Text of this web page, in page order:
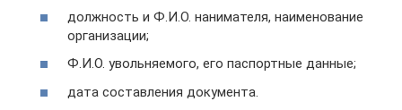
должность и Ф.И.О. нанимателя, наименование
организации;
Ф.И.О. увольняемого, его паспортные данные;
дата составления документа.